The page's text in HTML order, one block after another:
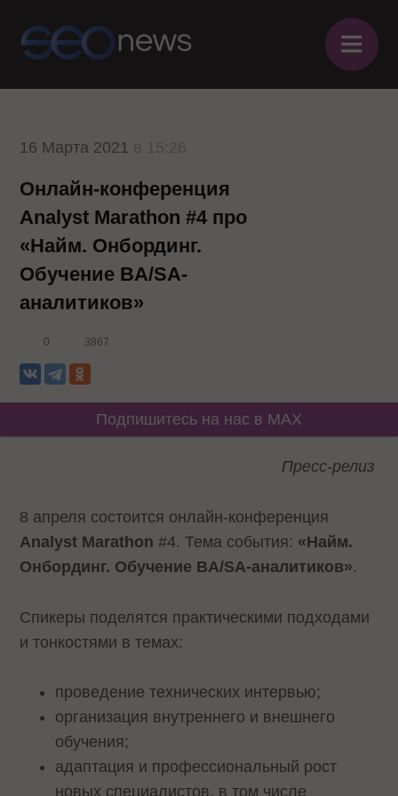
≡
16 Марта 2021
Онлайн-конференция
Analyst Marathon #4 про
«Найм. Онбординг.
Обучение BA/SA-
аналитиков»
0 3867
Подпишитесь на нас в MAX
Пресс-релиз
8 апреля состоится онлайн-конференция
Analyst Marathon #4. Тема события: «Найм.
Онбординг. Обучение BA/SA-аналитиков».
Спикеры поделятся практическими подходами
и тонкостями в темах:
проведение технических интервью;
организация внутреннего и внешнего
обучения;
адаптация и профессиональный рост
новых специалистов, в том числе